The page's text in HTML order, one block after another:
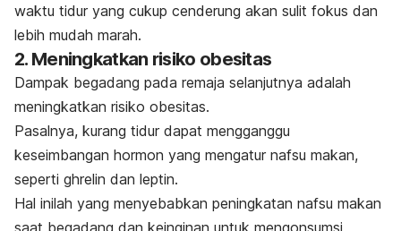
waktu tidur yang cukup cenderung akan sulit fokus dan
lebih mudah marah.
2. Meningkatkan risiko obesitas
Dampak begadang pada remaja selanjutnya adalah
meningkatkan risiko obesitas.
Pasalnya, kurang tidur dapat mengganggu
keseimbangan hormon yang mengatur nafsu makan,
seperti ghrelin dan leptin.
Hal inilah yang menyebabkan peningkatan nafsu makan